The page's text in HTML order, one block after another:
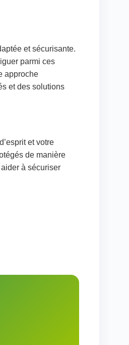
et sécurisante.
parmi ces
approche
et des solutions
et votre
de manière
à sécuriser